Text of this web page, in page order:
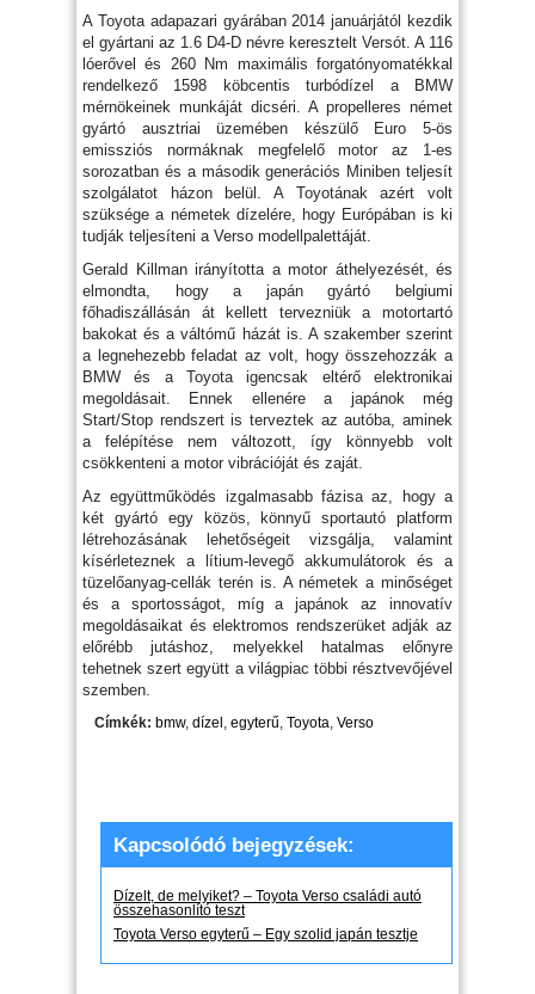
A Toyota adapazari gyárában 2014 januárjától kezdik
el gyártani az 1.6 D4-D névre keresztelt Versót. A 116
lóerővel és 260 Nm maximális forgatónyomatékkal
rendelkező 1598 köbcentis turbódízel a BMW
mérnökeinek munkáját dicséri. A propelleres német
gyártó ausztriai üzemében készülő Euro 5-ös
emissziós normáknak megfelelő motor az 1-es
sorozatban és a második generációs Miniben teljesít
szolgálatot házon belül. A Toyotának azért volt
szüksége a németek dízelére, hogy Európában is ki
tudják teljesíteni a Verso modellpalettáját.
Gerald Killman irányította a motor áthelyezését, és
elmondta, hogy a japán gyártó belgiumi
főhadiszállásán át kellett tervezniük a motortartó
bakokat és a váltómű házát is. A szakember szerint
a legnehezebb feladat az volt, hogy összehozzák a
BMW és a Toyota igencsak eltérő elektronikai
megoldásait. Ennek ellenére a japánok még
Start/Stop rendszert is terveztek az autóba, aminek
a felépítése nem változott, így könnyebb volt
csökkenteni a motor vibrációját és zaját.
Az együttműködés izgalmasabb fázisa az, hogy a
két gyártó egy közös, könnyű sportautó platform
létrehozásának lehetőségeit vizsgálja, valamint
kísérleteznek a lítium-levegő akkumulátorok és a
tüzelőanyag-cellák terén is. A németek a minőséget
és a sportosságot, míg a japánok az innovatív
megoldásaikat és elektromos rendszerüket adják az
előrébb jutáshoz, melyekkel hatalmas előnyre
tehetnek szert együtt a világpiac többi résztvevőjével
szemben.
Címkék: bmw, dízel , egyterű, Toyota, Verso
Kapcsolódó bejegyzések:
Dízelt, de melyiket? – Toyota Verso családi autó
összehasonlító teszt
Toyota Verso egyterű – Egy szolid japán tesztje